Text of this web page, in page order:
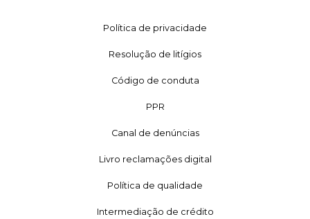
Política de privacidade
Resolução de litígios
Código de conduta
PPR
Canal de denúncias
Livro reclamações digital
Política de qualidade
Intermediação de crédito